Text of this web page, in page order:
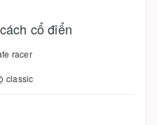
cổ điển
racer
classic